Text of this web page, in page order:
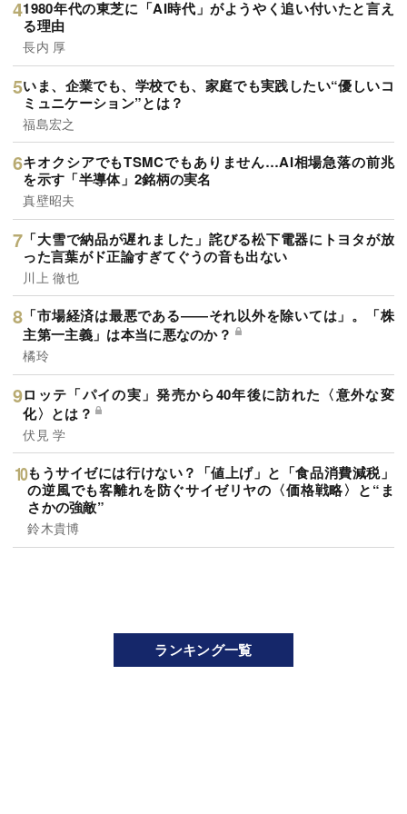
1980年代の東芝に「AI時代」がようやく追い付いたと言え
る理由
長内 厚
いま、企業でも、学校でも、家庭でも実践したい“優しいコ
ミュニケーション”とは？
福島宏之
キオクシアでもTSMCでもありません…AI相場急落の前兆
を示す「半導体」2銘柄の実名
真壁昭夫
「大雪で納品が遅れました」詫びる松下電器にトヨタが放
った言葉がド正論すぎてぐうの音も出ない
川上 徹也
「市場経済は最悪である――それ以外を除いては」。「株
主第一主義」は本当に悪なのか？
橘玲
ロッテ「パイの実」発売から40年後に訪れた〈意外な変
化〉とは？
伏見 学
もうサイゼには行けない？「値上げ」と「食品消費減税」
の逆風でも客離れを防ぐサイゼリヤの〈価格戦略〉と“ま
さかの強敵”
鈴木貴博
ランキング一覧